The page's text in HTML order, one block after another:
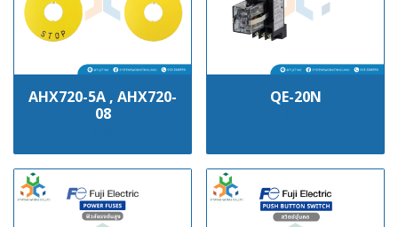
AHX720-5A , AHX720-
08
QE-20N